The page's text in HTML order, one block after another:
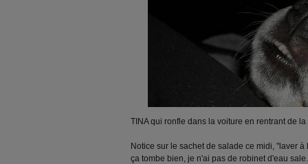
TINA qui ronfle dans la voiture en rentrant de
Notice sur le sachet de salade ce midi, "laver
ça tombe bien, je n'ai pas de robinet d'eau